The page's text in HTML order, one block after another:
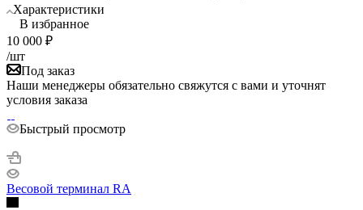
Характеристики
В избранное
10 000 ₽
/шт
Под заказ
Наши менеджеры обязательно свяжутся с вами и уточнят
условия заказа
Быстрый просмотр
Весовой терминал RA